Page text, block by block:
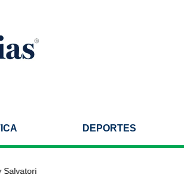
DEPORTES
y Grace Palomares?